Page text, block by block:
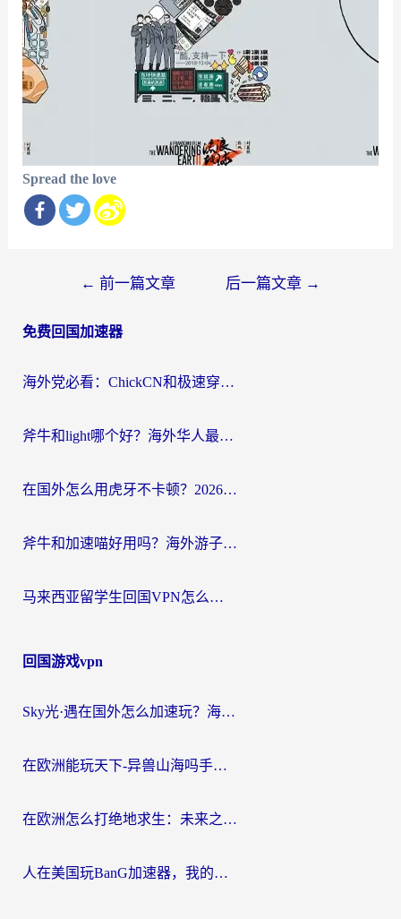
Spread the love
导
← 前一篇文章 后一篇文章 →
免费回国加速器
海外党必看：ChickCN和极速穿梭VPN好用吗？3招教你选对回国加速器无缝刷国内资源
斧牛和light哪个好？海外华人最关心的回国加速器选择难题，一篇讲透
在国外怎么用虎牙不卡顿？2026海外华人亲测有效的回国加速器选择指南
斧牛和加速喵好用吗？海外游子的真实选择困境
马来西亚留学生回国VPN怎么选？3个避坑点+1款实测好用的加速器推荐
回国游戏vpn
Sky光·遇在国外怎么加速玩？海外党亲测有效的国服游戏加速指南
在欧洲能玩天下-异兽山海吗手游？海外玩家的加速器生存指南
在欧洲怎么打绝地求生：未来之役不卡？留学生亲测的加速器避坑指南
人在美国玩BanG加速器，我的延迟终于绿了